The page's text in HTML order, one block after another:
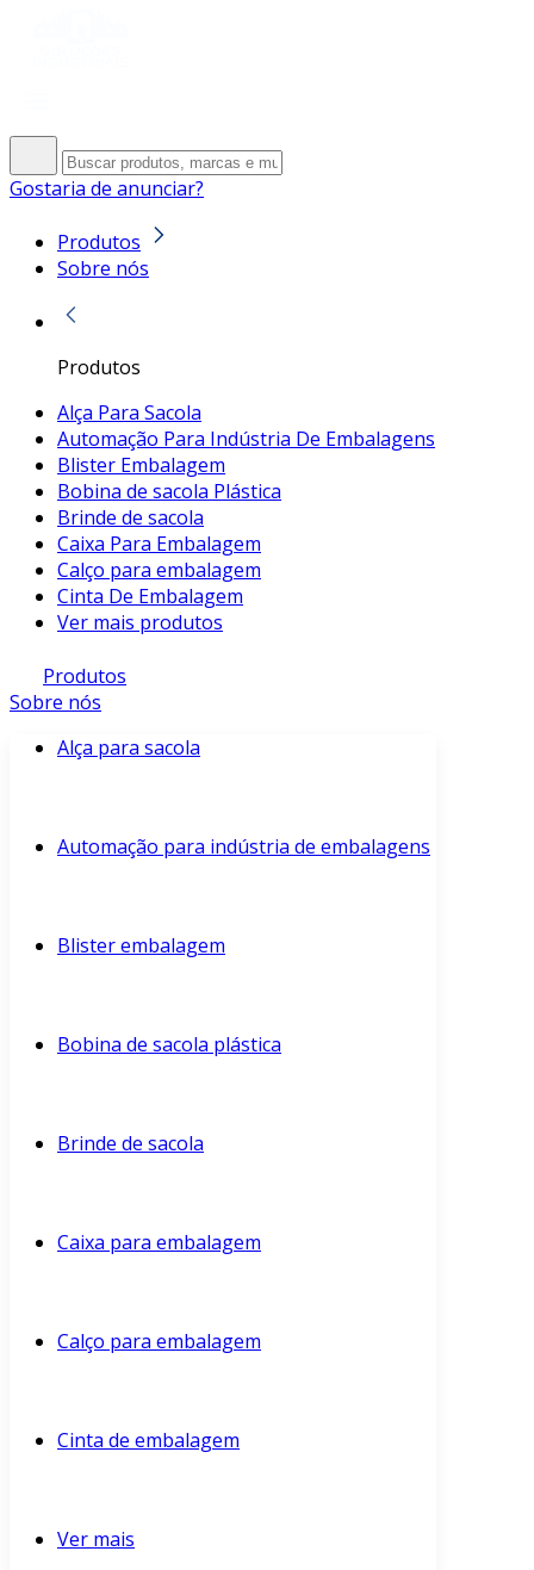
Gostaria de anunciar?
Produtos
Sobre nós
Produtos
Alça Para Sacola
Automação Para Indústria De Embalagens
Blister Embalagem
Bobina de sacola Plástica
Brinde de sacola
Caixa Para Embalagem
Calço para embalagem
Cinta De Embalagem
Ver mais produtos
Produtos
Sobre nós
Alça para sacola
Automação para indústria de embalagens
Blister embalagem
Bobina de sacola plástica
Brinde de sacola
Caixa para embalagem
Calço para embalagem
Cinta de embalagem
Ver mais